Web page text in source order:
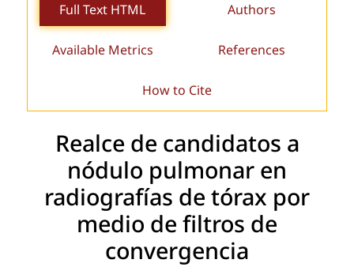
Full Text HTML Authors
Available Metrics References
How to Cite
Realce de candidatos a
nódulo pulmonar en
radiografías de tórax por
medio de ﬁltros de
convergencia